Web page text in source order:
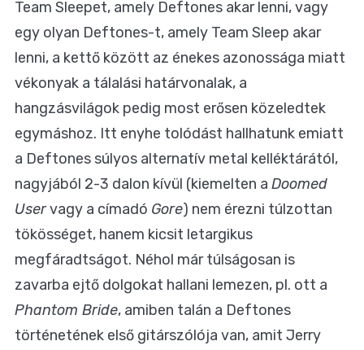
Team Sleepet, amely Deftones akar lenni, vagy
egy olyan Deftones-t, amely Team Sleep akar
lenni, a kettő között az énekes azonossága miatt
vékonyak a tálalási határvonalak, a
hangzásvilágok pedig most erősen közeledtek
egymáshoz. Itt enyhe tolódást hallhatunk emiatt
a Deftones súlyos alternatív metal kelléktárától,
nagyjából 2-3 dalon kívül (kiemelten a Doomed
Uservagy a címadó Gore) nem érezni túlzottan
tökösséget, hanem kicsit letargikus
megfáradtságot. Néhol már túlságosan is
zavarba ejtő dolgokat hallani lemezen, pl. ott a
Phantom Bride, amiben talán a Deftones
történetének első gitárszólója van, amit Jerry